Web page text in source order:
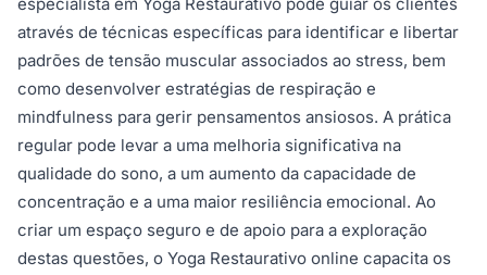
através de técnicas específicas para identificar e libertar
padrões de tensão muscular associados ao stress, bem
como desenvolver estratégias de respiração e
mindfulness para gerir pensamentos ansiosos. A prática
regular pode levar a uma melhoria significativa na
qualidade do sono, a um aumento da capacidade de
concentração e a uma maior resiliência emocional. Ao
criar um espaço seguro e de apoio para a exploração
destas questões, o Yoga Restaurativo online capacita os